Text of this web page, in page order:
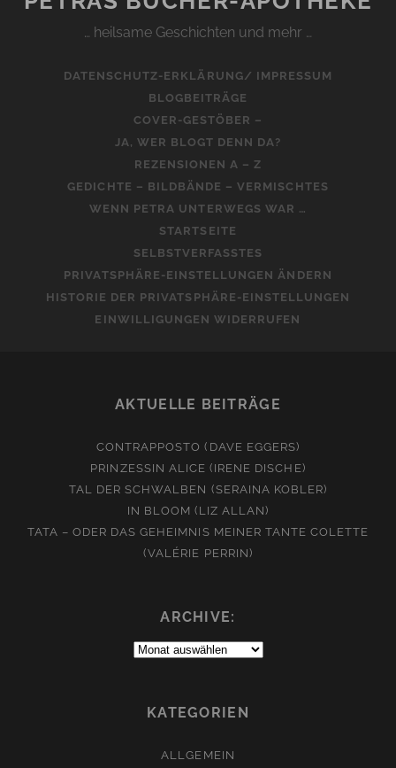
… heilsame Geschichten und mehr …
DATENSCHUTZ-ERKLÄRUNG/ IMPRESSUM
BLOGBEITRÄGE
COVER-GESTÖBER –
JA, WER BLOGT DENN DA?
REZENSIONEN A – Z
GEDICHTE – BILDBÄNDE – VERMISCHTES
WENN PETRA UNTERWEGS WAR …
STARTSEITE
SELBSTVERFASSTES
PRIVATSPHÄRE-EINSTELLUNGEN ÄNDERN
HISTORIE DER PRIVATSPHÄRE-EINSTELLUNGEN
EINWILLIGUNGEN WIDERRUFEN
AKTUELLE BEITRÄGE
CONTRAPPOSTO (DAVE EGGERS)
PRINZESSIN ALICE (IRENE DISCHE)
TAL DER SCHWALBEN (SERAINA KOBLER)
IN BLOOM (LIZ ALLAN)
TATA – ODER DAS GEHEIMNIS MEINER TANTE COLETTE
(VALÉRIE PERRIN)
ARCHIVE:
Archive:
KATEGORIEN
ALLGEMEIN